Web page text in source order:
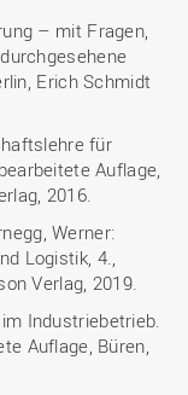
– mit Fragen,
Erich Schmidt
für
Auflage,
2016.
Werner:
Logistik, 4.,
Verlag, 2019.
Industriebetrieb.
Auflage, Büren,